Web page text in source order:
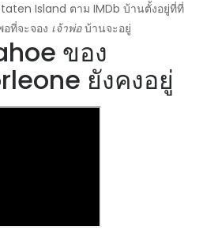
Island ตาม IMDb บ้านตั้งอยู่ที่ที่
ที่จะจอง เจ้าพ่อบ้านจะอยู่
ของ
ยังคงอยู่